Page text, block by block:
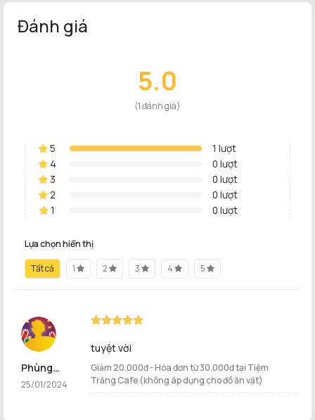
Đánh giá
5.0
(1 đánh giá)
5
1 lượt
4
0 lượt
3
0 lượt
2
0 lượt
1
0 lượt
Lựa chọn hiển thị
Tất cả 1 2 3 4 5
Phùng
Huỳnh Trúc
25/01/2024
tuyệt vời
Giảm 20.000đ - Hóa đơn từ 30.000đ tại Tiệm
Trăng Cafe (không áp dụng cho đồ ăn vặt)